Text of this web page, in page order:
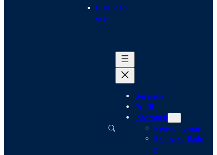
Guru dan
Staf
Beranda
Profil
Informasi
Pengumuman
Ekstrakurikule
r